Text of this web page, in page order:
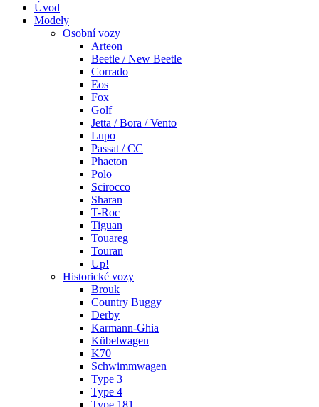
Úvod
Modely
Osobní vozy
Arteon
Beetle / New Beetle
Corrado
Eos
Fox
Golf
Jetta / Bora / Vento
Lupo
Passat / CC
Phaeton
Polo
Scirocco
Sharan
T-Roc
Tiguan
Touareg
Touran
Up!
Historické vozy
Brouk
Country Buggy
Derby
Karmann-Ghia
Kübelwagen
K70
Schwimmwagen
Type 3
Type 4
Type 181